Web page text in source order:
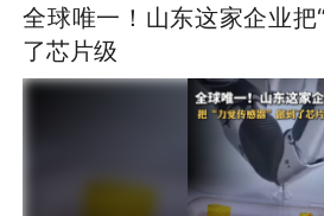
全球唯一！山东这家企业把
了芯片级